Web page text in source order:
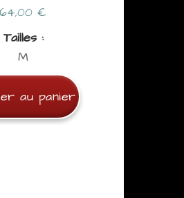
64,00€
Tailles :
M
au panier